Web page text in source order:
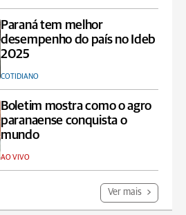
Paraná tem melhor
desempenho do país no Ideb
2025
COTIDIANO
Boletim mostra como o agro
paranaense conquista o
mundo
AO VIVO
Ver mais